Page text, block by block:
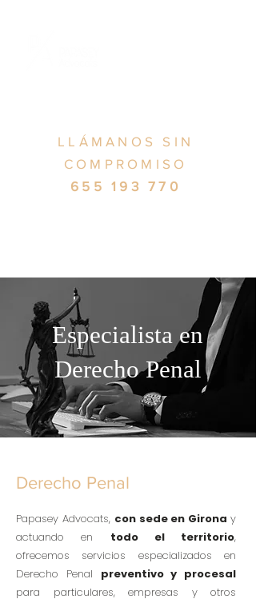
LLÁMANOS SIN
COMPROMISO
655 193 770
Especialista en
Derecho Penal
Derecho Penal
Papasey Advocats, con sede en Gironay
actuando en todo el territorio,
ofrecemos servicios especializados en
Derecho Penal preventivo y procesal
para particulares, empresas y otros